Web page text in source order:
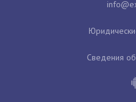
Сведения